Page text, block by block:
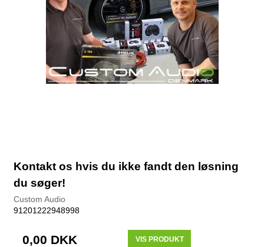
Kontakt os hvis du ikke fandt den løsning
du søger!
Custom Audio
91201222948998
0,00 DKK VIS PRODUKT